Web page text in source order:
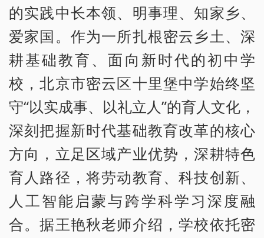
的实践中长本领、明事理、知家乡、
爱家国。作为一所扎根密云乡土、深
耕基础教育、面向新时代的初中学
校，北京市密云区十里堡中学始终坚
守“以实成事、以礼立人”的育人文化，
深刻把握新时代基础教育改革的核心
方向，立足区域产业优势，深耕特色
育人路径，将劳动教育、科技创新、
人工智能启蒙与跨学科学习深度融
合。据王艳秋老师介绍，学校依托密